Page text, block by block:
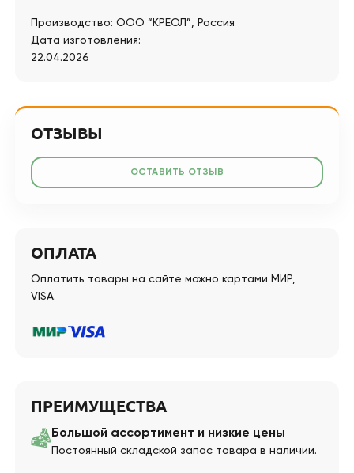
Производство: ООО “КРЕОЛ”, Россия
Дата изготовления:
22.04.2026
ОТЗЫВЫ
ОСТАВИТЬ ОТЗЫВ
ОПЛАТА
Оплатить товары на сайте можно картами МИР,
VISA.
ПРЕИМУЩЕСТВА
Большой ассортимент и низкие цены
Постоянный складской запас товара в наличии.